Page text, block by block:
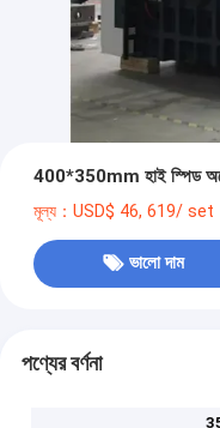
400*350mm হাই স্পিড
মূল্য：USD$ 46, 619/ set
ভালো দাম
পণ্যের বর্ণনা